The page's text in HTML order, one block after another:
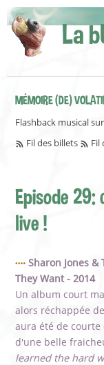
La
MÉMOIRE (DE)
Flashback musical
Fil des billets
Fil
Episode
live !
Sharon Jones &
They Want - 2014
Un album court
alors réchappée
aura été de
d'une belle
learned the hard